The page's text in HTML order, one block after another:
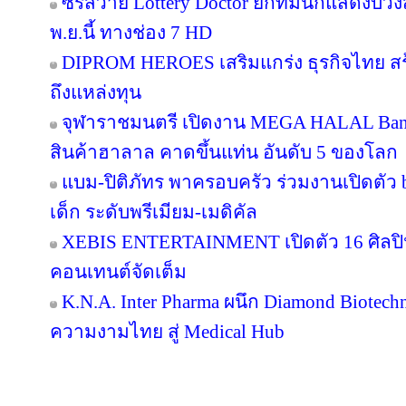
พ.ย.นี้ ทางช่อง 7 HD
DIPROM HEROES เสริมแกร่ง ธุรกิจไทย
ถึงแหล่งทุน
จุฬาราชมนตรี เปิดงาน MEGA HALAL
สินค้าฮาลาล คาดขึ้นแท่น อันดับ 5 ของโลก
แบม-ปิติภัทร พาครอบครัว ร่วมงานเปิดตัว
เด็ก ระดับพรีเมียม-เมดิคัล
XEBIS ENTERTAINMENT เปิดตัว 16 ศิ
คอนเทนต์จัดเต็ม
K.N.A. Inter Pharma ผนึก Diamond
ความงามไทย สู่ Medical Hub